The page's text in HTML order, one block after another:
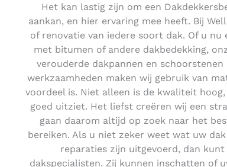
Het kan lastig zijn om een
aankan, en hier ervaring mee heeft. Bij
of renovatie van iedere soort dak. Of u
met bitumen of andere dakbedekking,
verouderde dakpannen en
werkzaamheden maken wij gebruik van
voordeel is. Niet alleen is de kwaliteit
goed uitziet. Het liefst creëren wij een
gaan daarom altijd op zoek naar het
bereiken. Als u niet zeker weet wat uw
reparaties zijn uitgevoerd, dan
dakspecialisten. Zij kunnen inschatten of